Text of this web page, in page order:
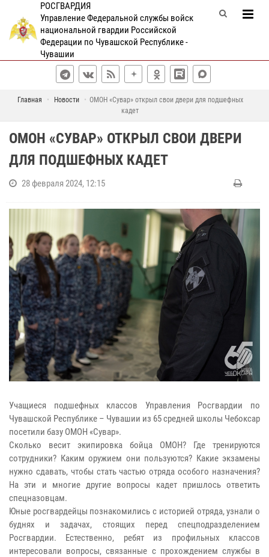
РОСГВАРДИЯ
Управление Федеральной службы войск
национальной гвардии Российской
Федерации по Чувашской Республике -
Чувашии
Главная Новости
ОМОН «Сувар» открыл свои двери для подшефных
кадет
ОМОН «СУВАР» ОТКРЫЛ СВОИ ДВЕРИ
ДЛЯ ПОДШЕФНЫХ КАДЕТ
28 февраля 2024, 12:15
Учащиеся подшефных классов Управления Росгвардии по
Чувашской Республике – Чувашии из 65 средней школы Чебоксар
посетили базу ОМОН «Сувар».
Сколько весит экипировка бойца ОМОН? Где тренируются
сотрудники? Каким оружием они пользуются? Какие экзамены
нужно сдавать, чтобы стать частью отряда особого назначения?
На эти и многие другие вопросы кадет пришлось ответить
спецназовцам.
Юные росгвардейцы познакомились с историей отряда, узнали о
буднях и задачах, стоящих перед спецподразделением
Росгвардии. Естественно, ребят из профильных классов
интересовали вопросы, связанные с прохождением службы в